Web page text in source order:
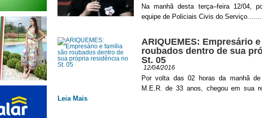
Na manhã desta terça–feira 12/04,
equipe de Policiais Civis do
ARIQUEMES: Empresário
roubados dentro de sua
St. 05
12/04/2016
Por volta das 02 horas da manhã
M.E.R. de 33 anos, chegou em sua
Leia Mais